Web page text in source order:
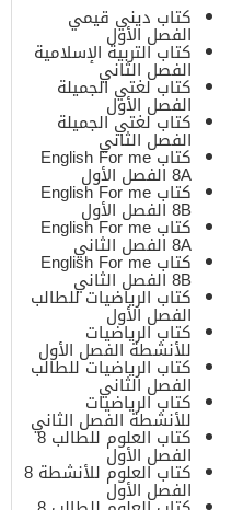
كتاب ديني قيمي
الفصل الأول
كتاب التربية الإسلامية
الفصل الثاني
كتاب لغتي الجميلة
الفصل الأول
كتاب لغتي الجميلة
الفصل الثاني
كتاب English For me
8A الفصل الأول
كتاب English For me
8B الفصل الأول
كتاب English For me
8A الفصل الثاني
كتاب English For me
8B الفصل الثاني
كتاب الرياضيات للطالب
الفصل الأول
كتاب الرياضيات
للأنشطة الفصل الأول
كتاب الرياضيات للطالب
الفصل الثاني
كتاب الرياضيات
للأنشطة الفصل الثاني
كتاب العلوم للطالب 8
الفصل الأول
كتاب العلوم للأنشطة 8
الفصل الأول